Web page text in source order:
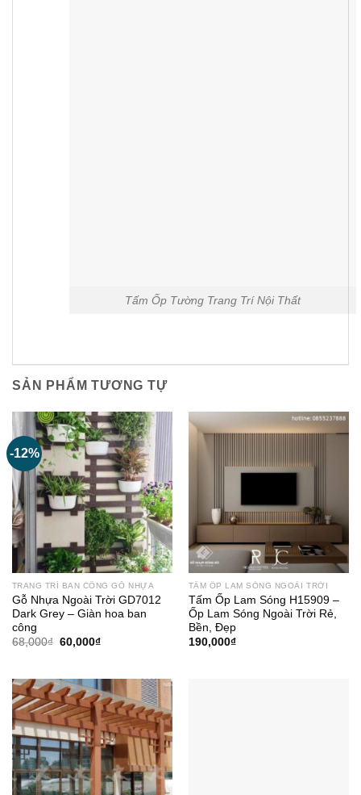
Tấm Ốp Tường Trang Trí Nội Thất
SẢN PHẨM TƯƠNG TỰ
-12%
TRANG TRÍ BAN CÔNG GỖ NHỰA
Gỗ Nhựa Ngoài Trời GD7012
Dark Grey – Giàn hoa ban
công
68,000₫ Giá
60,000₫Giá
60,000₫.
TẤM ỐP LAM SÓNG NGOÀI TRỜI
Tấm Ốp Lam Sóng H15909 –
Ốp Lam Sóng Ngoài Trời Rẻ,
Bền, Đẹp
190,000₫